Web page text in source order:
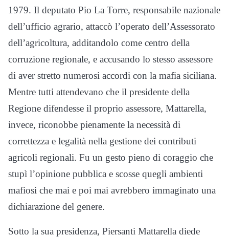
1979. Il deputato Pio La Torre, responsabile nazionale
dell’ufficio agrario, attaccò l’operato dell’Assessorato
dell’agricoltura, additandolo come centro della
corruzione regionale, e accusando lo stesso assessore
di aver stretto numerosi accordi con la mafia siciliana.
Mentre tutti attendevano che il presidente della
Regione difendesse il proprio assessore, Mattarella,
invece, riconobbe pienamente la necessità di
correttezza e legalità nella gestione dei contributi
agricoli regionali. Fu un gesto pieno di coraggio che
stupì l’opinione pubblica e scosse quegli ambienti
mafiosi che mai e poi mai avrebbero immaginato una
dichiarazione del genere.
Sotto la sua presidenza, Piersanti Mattarella diede